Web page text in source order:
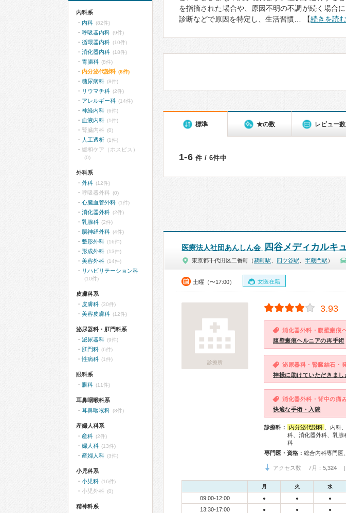
を指摘された場合や、原因不明の不調が続く場合
診断などで原因を特定し、生活習慣… 【続きを読む
標準 ★の数 レビュー数
1-6 件 / 6件中
医療法人社団あんしん会 四谷メディカルキ
東京都千代田区二番町（麹町駅 四ツ谷駅 半蔵門駅 ）
土曜（〜17:00） 女医在籍
診療所
3.93
消化器外科・腹壁瘢痕
腹壁瘢痕ヘルニアの再手術
泌尿器科・腎臓結石・
神様に助けていただきまし
消化器外科・背中の痛
快適な手術・入院
診療科： 内分泌代謝科
、内科
科、消化器外科、乳腺
科
専門医・資格：
アクセス数 7月： 5,324 |
月 火 水
09:00-12:00 ● ● ●
13:30-17:00 ● ● ●
内科系
内科 (82件)
呼吸器内科 (9件)
循環器内科 (10件)
消化器内科 (18件)
胃腸科 (8件)
内分泌代謝科 (6件)
糖尿病科 (8件)
リウマチ科 (2件)
アレルギー科 (14件)
神経内科 (6件)
血液内科 (1件)
腎臓内科 (0)
人工透析 (1件)
緩和ケア（ホスピス）
(0)
外科系
外科 (12件)
呼吸器外科 (0)
心臓血管外科 (1件)
消化器外科 (2件)
乳腺科 (2件)
脳神経外科 (4件)
整形外科 (16件)
形成外科 (13件)
美容外科 (14件)
リハビリテーション科
(10件)
皮膚科系
皮膚科 (30件)
美容皮膚科 (12件)
泌尿器科・肛門科系
泌尿器科 (9件)
肛門科 (6件)
性病科 (1件)
眼科系
眼科 (11件)
耳鼻咽喉科系
耳鼻咽喉科 (8件)
産婦人科系
産科 (2件)
婦人科 (13件)
産婦人科 (3件)
小児科系
小児科 (16件)
小児外科 (0)
精神科系